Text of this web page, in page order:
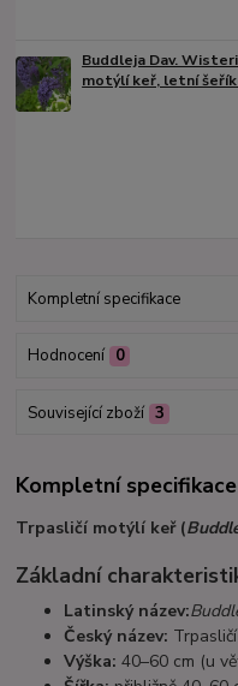
Buddleja Dav.
motýlí keř, letní šeřík
Kompletní specifikace
Hodnocení 0
Související zboží 3
Kompletní specifikace
Trpasličí motýlí keř (
Základní
Latinský název:
Český název:
Výška: 40–60 cm (u